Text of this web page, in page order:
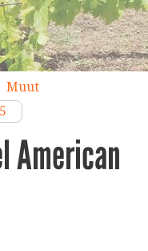
Muut
American